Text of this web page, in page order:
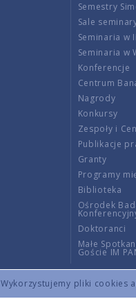
Wykorzystujemy pliki cookies
Semestry
Sale
Seminaria w
Seminaria w
Konferencje
Centrum
Nagrody
Konkursy
Zespoły i
Publikacje
Granty
Programy
Biblioteka
Ośrodek
Doktoranci
Małe
Goście IM